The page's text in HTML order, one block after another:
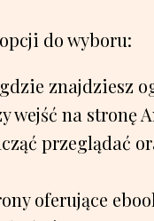
do wyboru:
znajdziesz
wejść na stronę
przeglądać
oferujące